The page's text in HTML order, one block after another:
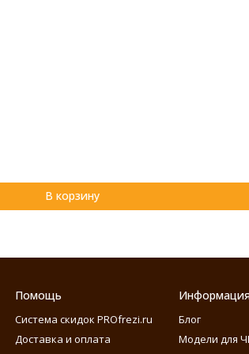
В корзину
Помощь
Система скидок PROfrezi.ru
Доставка и оплата
Блог
Модели для